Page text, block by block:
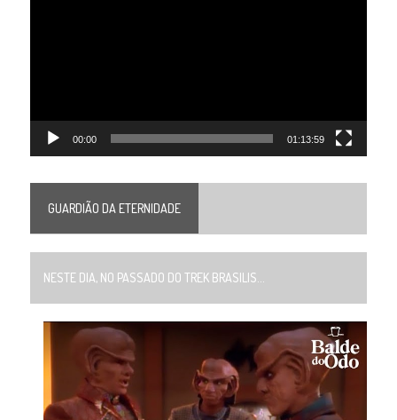
00:00 01:13:59
GUARDIÃO DA ETERNIDADE
NESTE DIA, NO PASSADO DO TREK BRASILIS...